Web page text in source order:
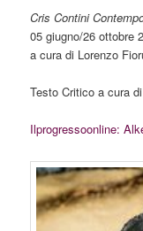
Cris Contini
05 giugno/26 ottobre
a cura di Lorenzo
Testo Critico a cura
Ilprogressoonline: